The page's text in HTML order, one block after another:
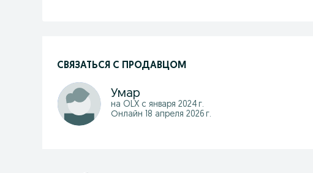
СВЯЗАТЬСЯ С ПРОДАВЦОМ
Умар
на OLX с января 2024 г.
Онлайн 18 апреля 2026 г.